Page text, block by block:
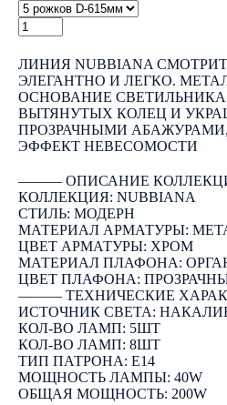
ЛИНИЯ NUBBIANA
ЭЛЕГАНТНО И ЛЕГКО.
ОСНОВАНИЕ
ВЫТЯНУТЫХ КОЛЕЦ И
ПРОЗРАЧНЫМИ
ЭФФЕКТ НЕВЕСОМОСТИ
――― ОПИСАНИЕ
КОЛЛЕКЦИЯ: NUBBIANA
СТИЛЬ: МОДЕРН
МАТЕРИАЛ АРМАТУРЫ:
ЦВЕТ АРМАТУРЫ: ХРОМ
МАТЕРИАЛ ПЛАФОНА:
ЦВЕТ ПЛАФОНА:
――― ТЕХНИЧЕСКИЕ
ИСТОЧНИК СВЕТА:
КОЛ-ВО ЛАМП: 5ШТ
КОЛ-ВО ЛАМП: 8ШТ
ТИП ПАТРОНА: E14
МОЩНОСТЬ ЛАМПЫ: 40W
ОБЩАЯ МОЩНОСТЬ: 200W